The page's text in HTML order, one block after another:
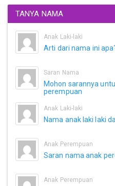
TANYA NAMA
Anak Laki-laki
Arti dari nama ini
Saran Nama
Mohon sarannya
perempuan
Anak Laki-laki
Nama anak laki laki
Anak Perempuan
Saran nama anak
Anak Perempuan